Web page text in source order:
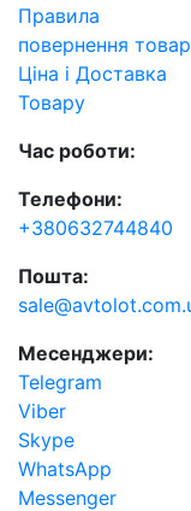
Правила
повернення
Ціна і Доставка
Товару
Час роботи:
Телефони:
+380632744840
Пошта:
Месенджери:
Telegram
Viber
Skype
WhatsApp
Messenger